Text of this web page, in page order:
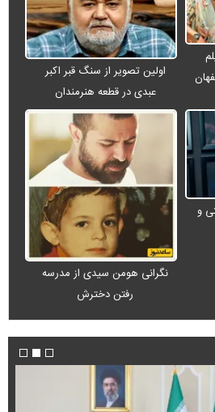
اولین تصویر از سنگ قبر اکبر
عبدی در قطعه هنرمندان
و
نگرانی هومن سیدی از مدرسه
رفتن دخترش